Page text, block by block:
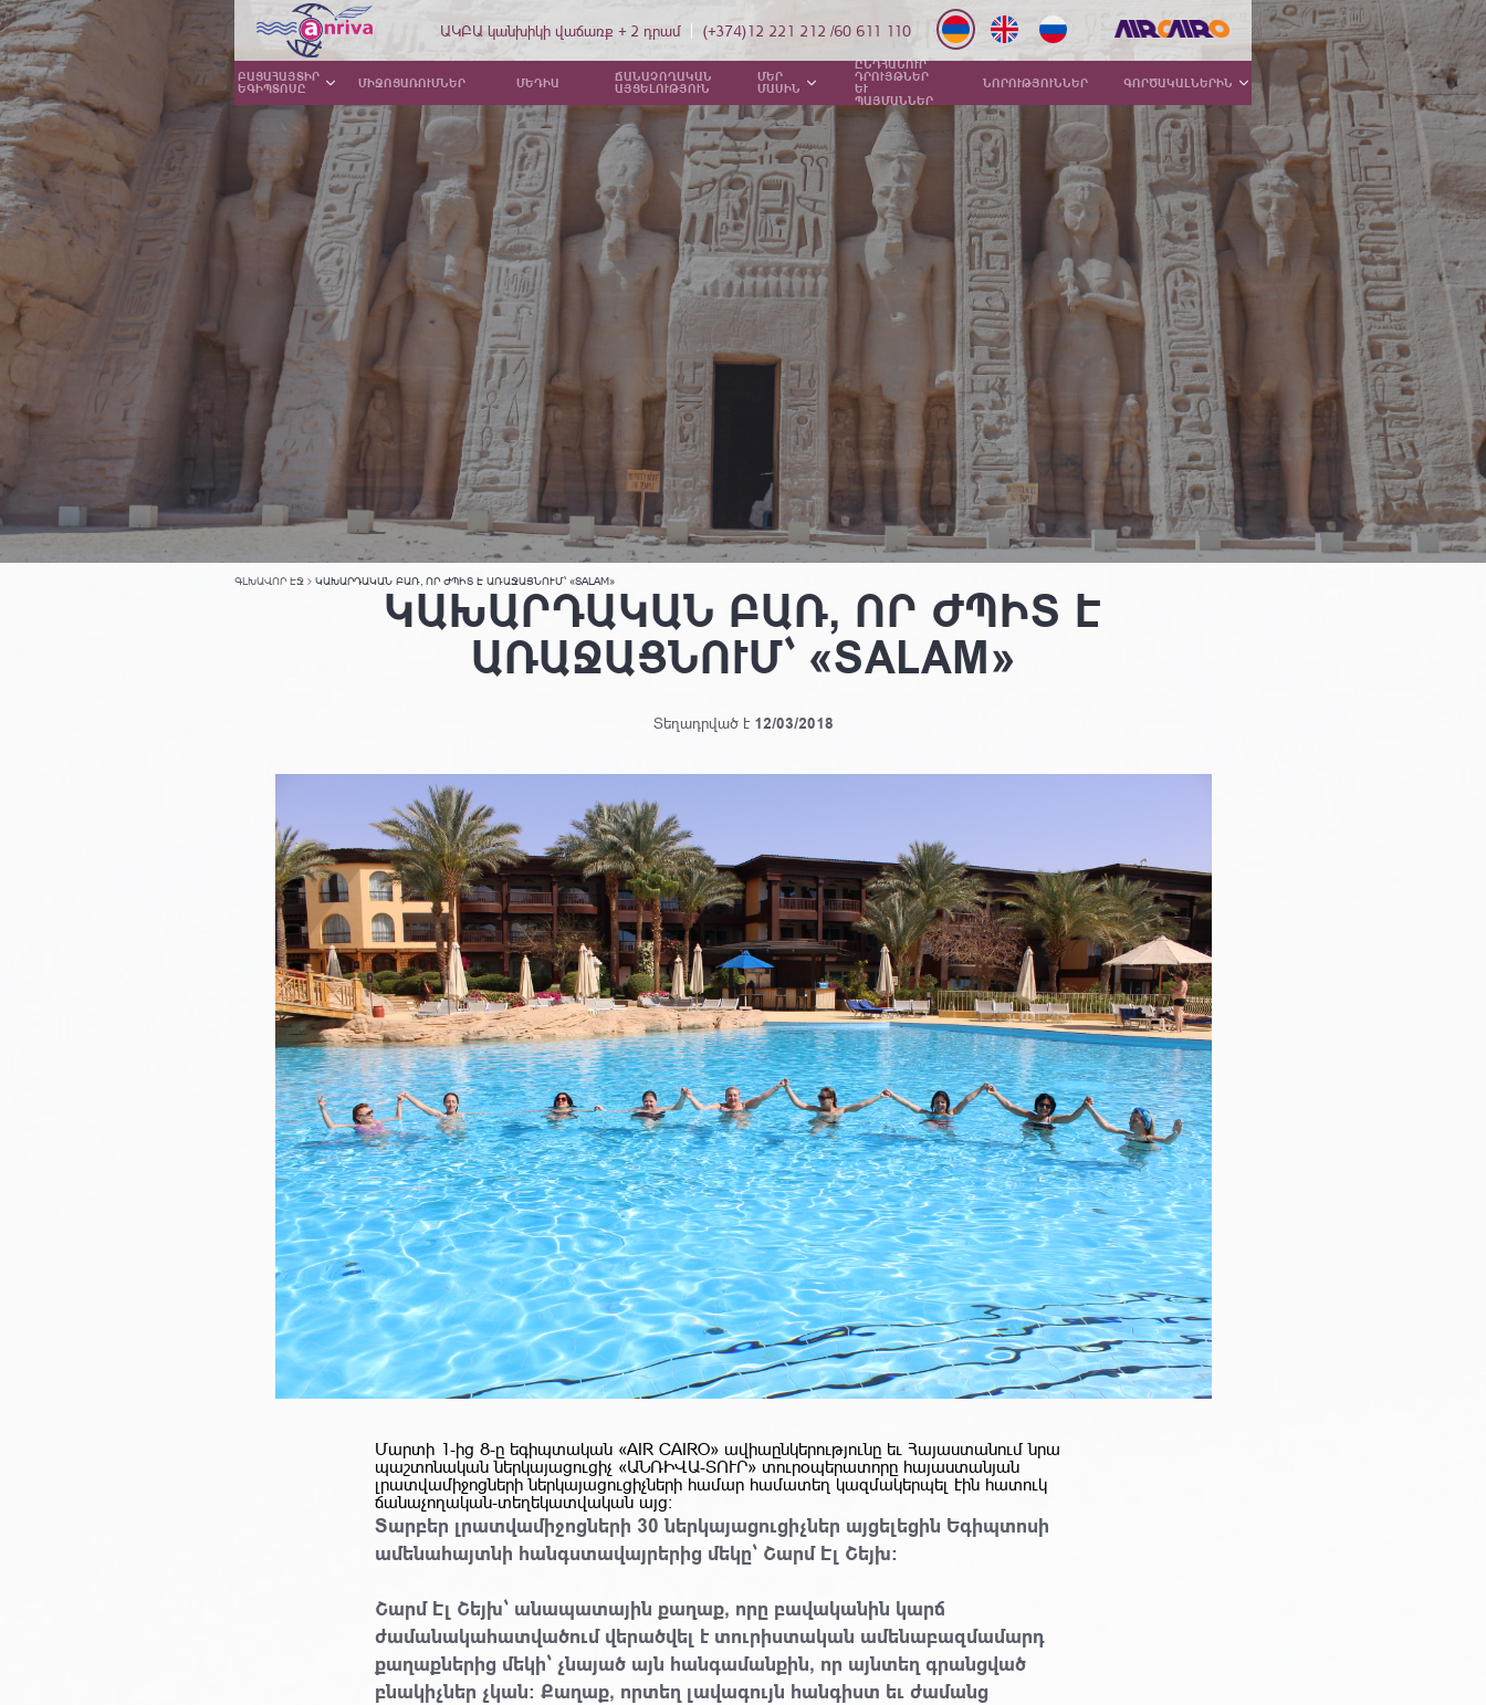
ԱԿԲԱ կանխիկի վաճառք + 2 դրամ (+374)12 221 212 /60 611 110
ԲԱՑԱՀԱՅՏԻՐ
ԵԳԻՊՏՈՍԸ
ՄԻՋՈՑԱՌՈՒՄՆԵՐ ՄԵԴԻԱ
ՃԱՆԱՉՈՂԱԿԱՆ
ԱՅՑԵԼՈՒԹՅՈՒՆ
ՄԵՐ
ՄԱՍԻՆ
ԸՆԴՀԱՆՈՒՐ
ԴՐՈՒՅԹՆԵՐ
ԵՒ
ՊԱՅՄԱՆՆԵՐ
ՆՈՐՈՒԹՅՈՒՆՆԵՐ ԳՈՐԾԱԿԱԼՆԵՐԻՆ
ԳԼԽԱՎՈՐ ԷՋ ԿԱԽԱՐԴԱԿԱՆ ԲԱՌ, ՈՐ ԺՊԻՏ Է ԱՌԱՋԱՑՆՈՒՄ՝ «SALAM»
ԿԱԽԱՐԴԱԿԱՆ ԲԱՌ, ՈՐ ԺՊԻՏ Է
ԱՌԱՋԱՑՆՈՒՄ՝ «SALAM»
Տեղադրված է 12/03/2018
Մարտի 1-ից 8-ը եգիպտական «AIR CAIRO» ավիաընկերությունը եւ Հայաստանում նրա
պաշտոնական ներկայացուցիչ «ԱՆՌԻՎԱ-ՏՈՒՐ» տուրօպերատորը հայաստանյան
լրատվամիջոցների ներկայացուցիչների համար համատեղ կազմակերպել էին հատուկ
ճանաչողական-տեղեկատվական այց։
Տարբեր լրատվամիջոցների 30 ներկայացուցիչներ այցելեցին Եգիպտոսի
ամենահայտնի հանգստավայրերից մեկը՝ Շարմ Էլ Շեյխ։
Շարմ Էլ Շեյխ՝ անապատային քաղաք, որը բավականին կարճ
ժամանակահատվածում վերածվել է տուրիստական ամենաբազմամարդ
քաղաքներից մեկի՝ չնայած այն հանգամանքին, որ այնտեղ գրանցված
բնակիչներ չկան: Քաղաք, որտեղ լավագույն հանգիստ եւ ժամանց